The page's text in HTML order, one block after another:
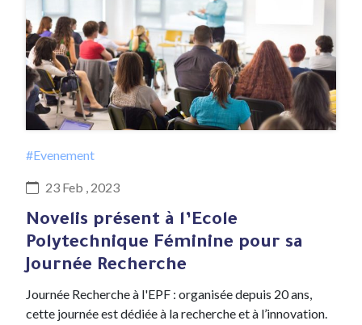
#Evenement
23 Feb , 2023
Novelis présent à l’Ecole
Polytechnique Féminine pour sa
Journée Recherche
Journée Recherche à l'EPF : organisée depuis 20 ans,
cette journée est dédiée à la recherche et à l’innovation.